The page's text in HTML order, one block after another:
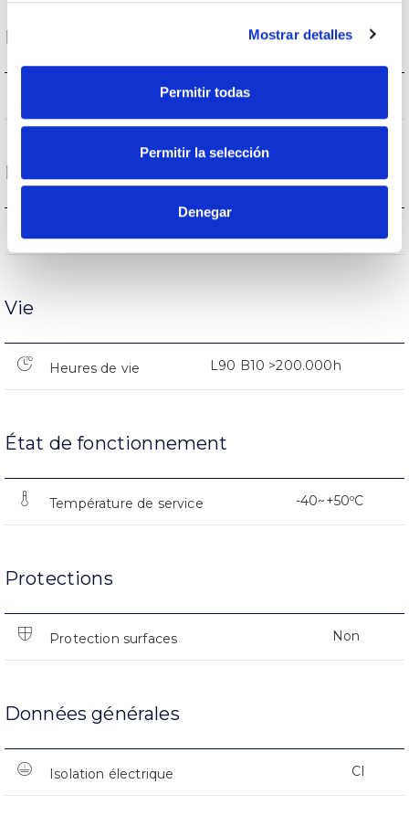
Mostrar detalles
Permitir todas
Permitir la selección
Denegar
Logement et finition
Performance
Vie
Heures de vie L90 B10 >200.000h
État de fonctionnement
Température de service -40~+50ºC
Protections
Protection surfaces Non
Données générales
Isolation électrique CI